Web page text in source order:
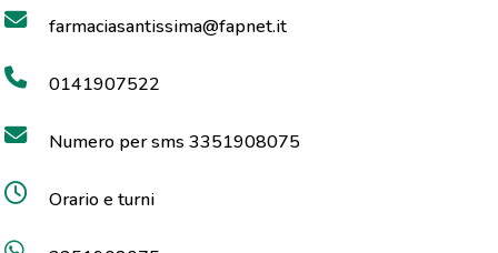
farmaciasantissima@fapnet.it
0141907522
Numero per sms 3351908075
Orario e turni